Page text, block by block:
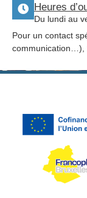
Heures
Du lundi au
Pour un contact
communication…),